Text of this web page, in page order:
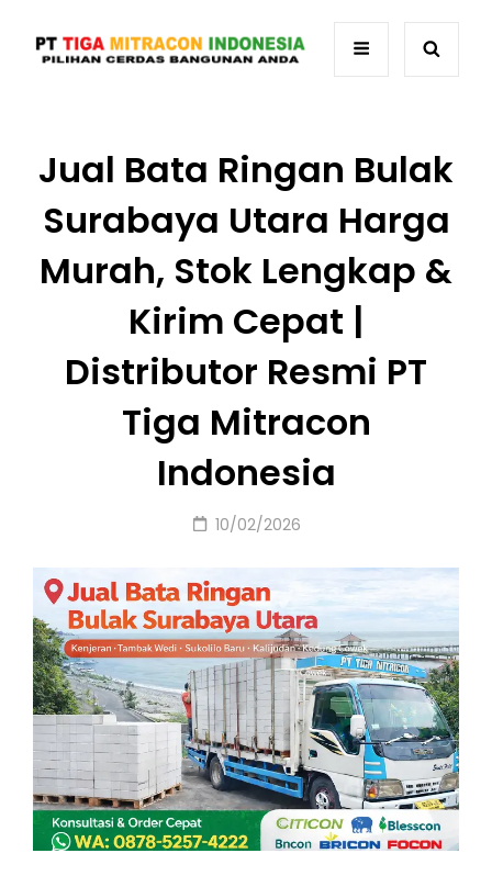
Jual Bata Ringan Bulak
Surabaya Utara Harga
Murah, Stok Lengkap &
Kirim Cepat |
Distributor Resmi PT
Tiga Mitracon
Indonesia
Posted
10/02/2026